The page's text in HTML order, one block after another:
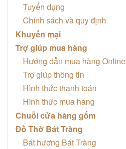
Tuyển dụng
Chính sách và quy định
Khuyến mại
Trợ giúp mua hàng
Hướng dẫn mua hàng Online
Trợ giúp thông tin
Hình thức thanh toán
Hình thức mua hàng
Chuỗi cửa hàng gốm
Đồ Thờ Bát Tràng
Bát hương Bát Tràng